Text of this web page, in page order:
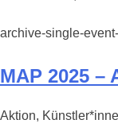
archive-single-
MAP 2025 –
Aktion,